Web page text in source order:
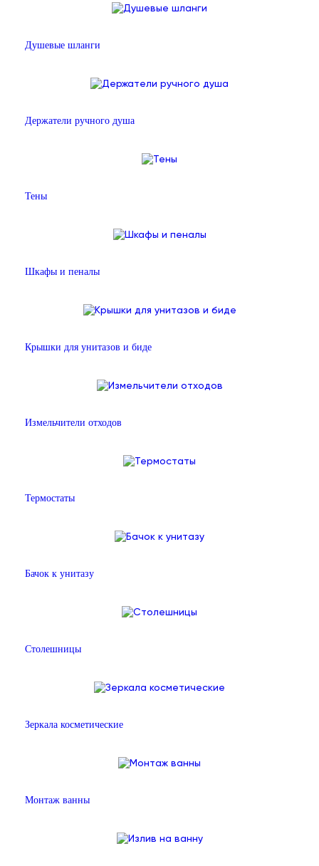
Душевые шланги
Держатели ручного душа
Тены
Шкафы и пеналы
Крышки для унитазов и биде
Измельчители отходов
Термостаты
Бачок к унитазу
Столешницы
Зеркала косметические
Монтаж ванны